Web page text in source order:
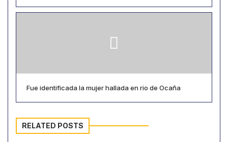
Fue identificada la mujer hallada en rio de Ocaña
RELATED POSTS